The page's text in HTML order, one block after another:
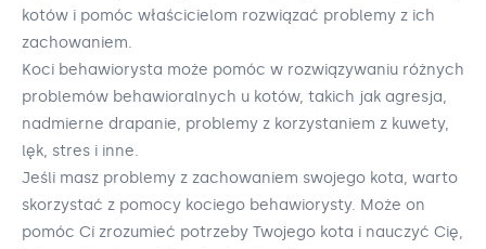
kotów i pomóc właścicielom rozwiązać problemy z ich
zachowaniem.
Koci behawiorysta może pomóc w rozwiązywaniu różnych
problemów behawioralnych u kotów, takich jak agresja,
nadmierne drapanie, problemy z korzystaniem z kuwety,
lęk, stres i inne.
Jeśli masz problemy z zachowaniem swojego kota, warto
skorzystać z pomocy kociego behawiorysty. Może on
pomóc Ci zrozumieć potrzeby Twojego kota i nauczyć Cię,